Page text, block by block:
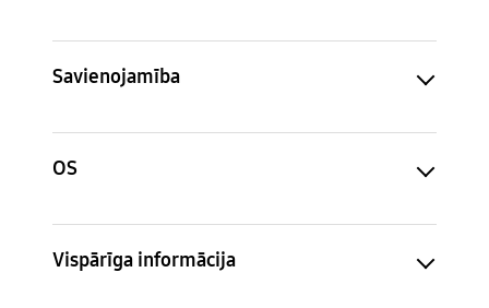
Savienojamība
OS
Vispārīga informācija